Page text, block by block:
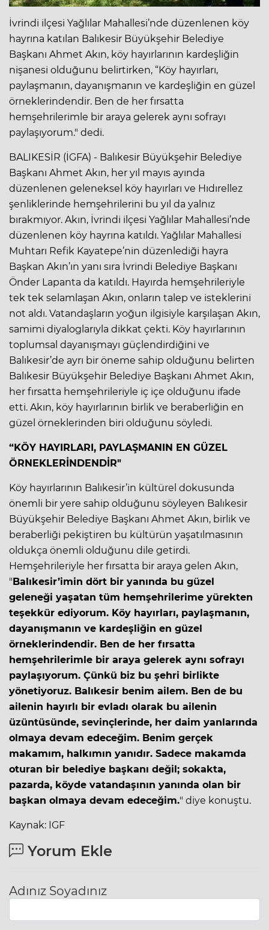
İvrindi ilçesi Yağlılar Mahallesi’nde düzenlenen köy
hayrına katılan Balıkesir Büyükşehir Belediye
Başkanı Ahmet Akın, köy hayırlarının kardeşliğin
nişanesi olduğunu belirtirken, “Köy hayırları,
paylaşmanın, dayanışmanın ve kardeşliğin en güzel
örneklerindendir. Ben de her fırsatta
hemşehrilerimle bir araya gelerek aynı sofrayı
paylaşıyorum." dedi.
BALIKESİR (İGFA) - Balıkesir Büyükşehir Belediye
Başkanı Ahmet Akın, her yıl mayıs ayında
düzenlenen geleneksel köy hayırları ve Hıdırellez
şenliklerinde hemşehrilerini bu yıl da yalnız
bırakmıyor. Akın, İvrindi ilçesi Yağlılar Mahallesi’nde
düzenlenen köy hayrına katıldı. Yağlılar Mahallesi
Muhtarı Refik Kayatepe’nin düzenlediği hayra
Başkan Akın’ın yanı sıra İvrindi Belediye Başkanı
Önder Lapanta da katıldı. Hayırda hemşehrileriyle
tek tek selamlaşan Akın, onların talep ve isteklerini
not aldı. Vatandaşların yoğun ilgisiyle karşılaşan Akın,
samimi diyaloglarıyla dikkat çekti. Köy hayırlarının
toplumsal dayanışmayı güçlendirdiğini ve
Balıkesir’de ayrı bir öneme sahip olduğunu belirten
Balıkesir Büyükşehir Belediye Başkanı Ahmet Akın,
her fırsatta hemşehrileriyle iç içe olduğunu ifade
etti. Akın, köy hayırlarının birlik ve beraberliğin en
güzel örneklerinden biri olduğunu söyledi.
“KÖY HAYIRLARI, PAYLAŞMANIN EN GÜZEL
ÖRNEKLERİNDENDİR"
Köy hayırlarının Balıkesir’in kültürel dokusunda
önemli bir yere sahip olduğunu söyleyen Balıkesir
Büyükşehir Belediye Başkanı Ahmet Akın, birlik ve
beraberliği pekiştiren bu kültürün yaşatılmasının
oldukça önemli olduğunu dile getirdi.
Hemşehrileriyle her fırsatta bir araya gelen Akın,
"Balıkesir’imin dört bir yanında bu güzel
geleneği yaşatan tüm hemşehrilerime yürekten
teşekkür ediyorum. Köy hayırları, paylaşmanın,
dayanışmanın ve kardeşliğin en güzel
örneklerindendir. Ben de her fırsatta
hemşehrilerimle bir araya gelerek aynı sofrayı
paylaşıyorum. Çünkü biz bu şehri birlikte
yönetiyoruz. Balıkesir benim ailem. Ben de bu
ailenin hayırlı bir evladı olarak bu ailenin
üzüntüsünde, sevinçlerinde, her daim yanlarında
olmaya devam edeceğim. Benim gerçek
makamım, halkımın yanıdır. Sadece makamda
oturan bir belediye başkanı değil; sokakta,
pazarda, köyde vatandaşının yanında olan bir
başkan olmaya devam edeceğim." diye konuştu.
Kaynak: IGF
Yorum Ekle
Adınız Soyadınız